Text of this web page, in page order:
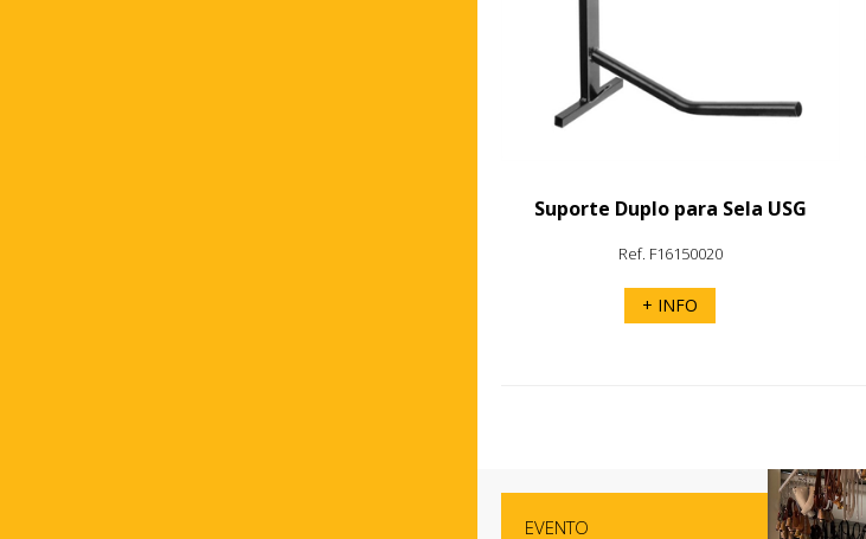
Suporte Duplo para Sela USG
Ref. F16150020
+ INFO
EVENTO